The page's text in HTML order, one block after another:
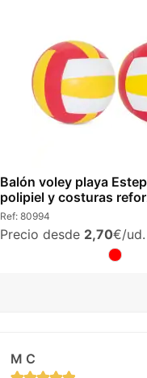
Balón voley playa
polipiel y costuras
Ref: 80994
Precio desde 2,70€/ud.
M C